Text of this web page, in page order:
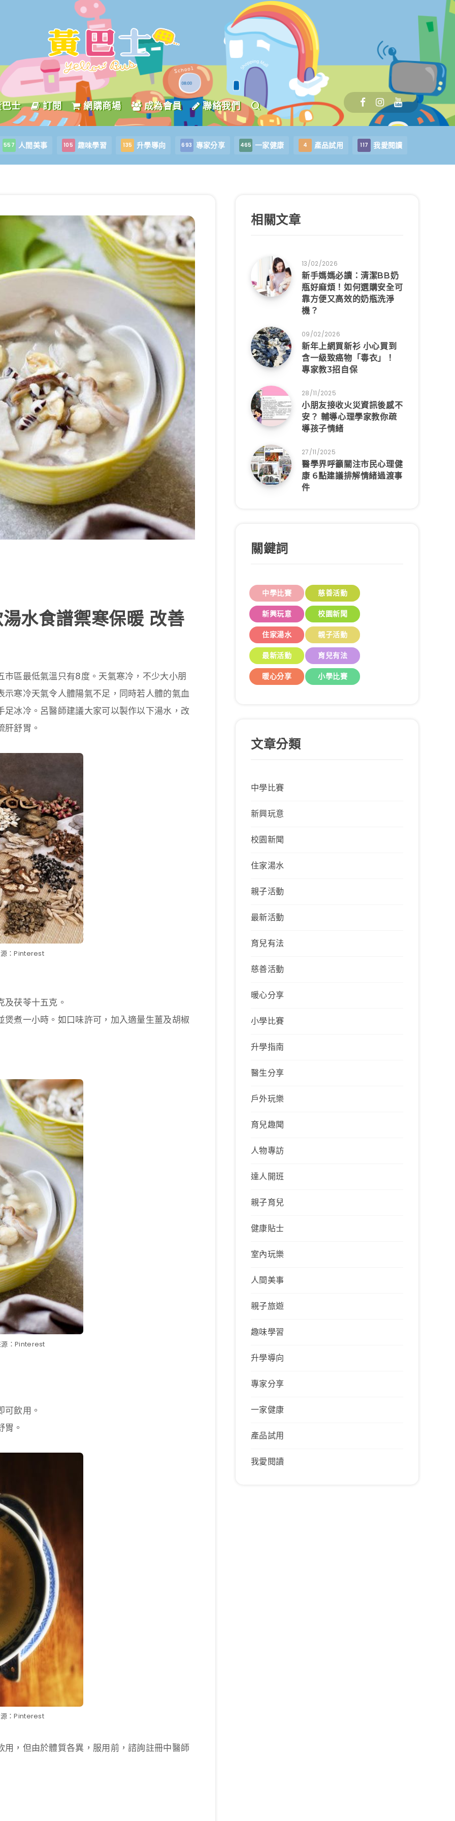
士 訂閱 網購商場 成為會員 聯絡我們
557 人間美事 105 趣味學習 135 升學導向 693 專家分享 465 一家健康 4 產品試用 117 我愛閱讀
水食譜禦寒保暖 改善
區最低氣溫只有8度。天氣寒冷，不少大小朋
寒冷天氣令人體陽氣不足，同時若人體的氣血
冰冷。呂醫師建議大家可以製作以下湯水，改
舒胃。
：Pinterest
茯苓十五克。
煮一小時。如口味許可，加入適量生薑及胡椒
：Pinterest
飲用。
。
：Pinterest
，但由於體質各異，服用前，諮詢註冊中醫師
相關文章
13/02/2026
新手媽媽必讀：清潔BB奶
瓶好麻煩！如何選購安全可
靠方便又高效的奶瓶洗淨
機？
09/02/2026
新年上網買新衫 小心買到
含一級致癌物「毒衣」！
專家教3招自保
28/11/2025
小朋友接收火災資訊後感不
安？ 輔導心理學家教你疏
導孩子情緒
27/11/2025
醫學界呼籲關注市民心理健
康 6點建議排解情緒過渡事
件
關鍵詞
中學比賽 慈善活動
新興玩意 校園新聞
住家湯水 親子活動
最新活動 育兒有法
暖心分享 小學比賽
文章分類
中學比賽
新興玩意
校園新聞
住家湯水
親子活動
最新活動
育兒有法
慈善活動
暖心分享
小學比賽
升學指南
醫生分享
戶外玩樂
育兒趣聞
人物專訪
達人開班
親子育兒
健康貼士
室內玩樂
人間美事
親子旅遊
趣味學習
升學導向
專家分享
一家健康
產品試用
我愛閱讀